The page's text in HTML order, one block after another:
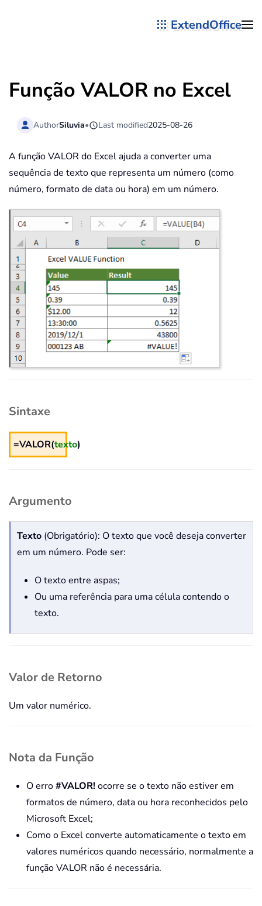
ExtendOffice
Função VALOR no Excel
AuthorSiluvia• Last modified2025-08-26
A função VALOR do Excel ajuda a converter uma
sequência de texto que representa um número (como
número, formato de data ou hora) em um número.
Sintaxe
=VALOR(texto)
Argumento
Texto (Obrigatório): O texto que você deseja converter
em um número. Pode ser:
O texto entre aspas;
Ou uma referência para uma célula contendo o
texto.
Valor de Retorno
Um valor numérico.
Nota da Função
O erro#VALOR!ocorre se o texto não estiver em
formatos de número, data ou hora reconhecidos pelo
Microsoft Excel;
Como o Excel converte automaticamente o texto em
valores numéricos quando necessário, normalmente a
função VALOR não é necessária.